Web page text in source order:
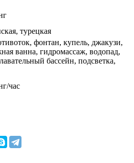
турецкая
фонтан, купель, джакузи,
ванна, гидромассаж, водопад,
бассейн, подсветка,
час